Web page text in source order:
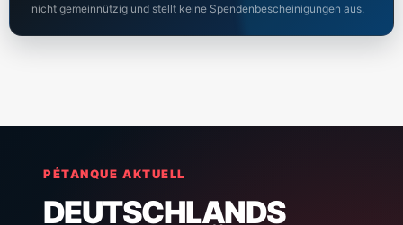
nicht gemeinnützig und stellt keine Spendenbescheinigungen aus.
PÉTANQUE AKTUELL
DEUTSCHLANDS